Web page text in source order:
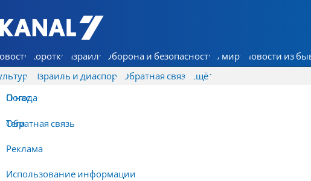
7 КАНАЛ - Аруц Шева
Коротко Израиль Оборона и безопасность В мире Новости из
Израиль и диаспора Обратная связь
О нас
Обратная связь
Реклама
Использование информации
Ещё
Погода
Теги